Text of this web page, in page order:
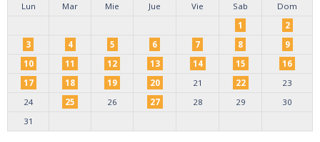
Lun
Mar Mie Jue Vie Sab
Dom
1
2
3
4 5 6 7 8
9
10
11 12 13 14 15
16
17
18 19 20 21 22
23
24
25 26 27 28 29
30
31